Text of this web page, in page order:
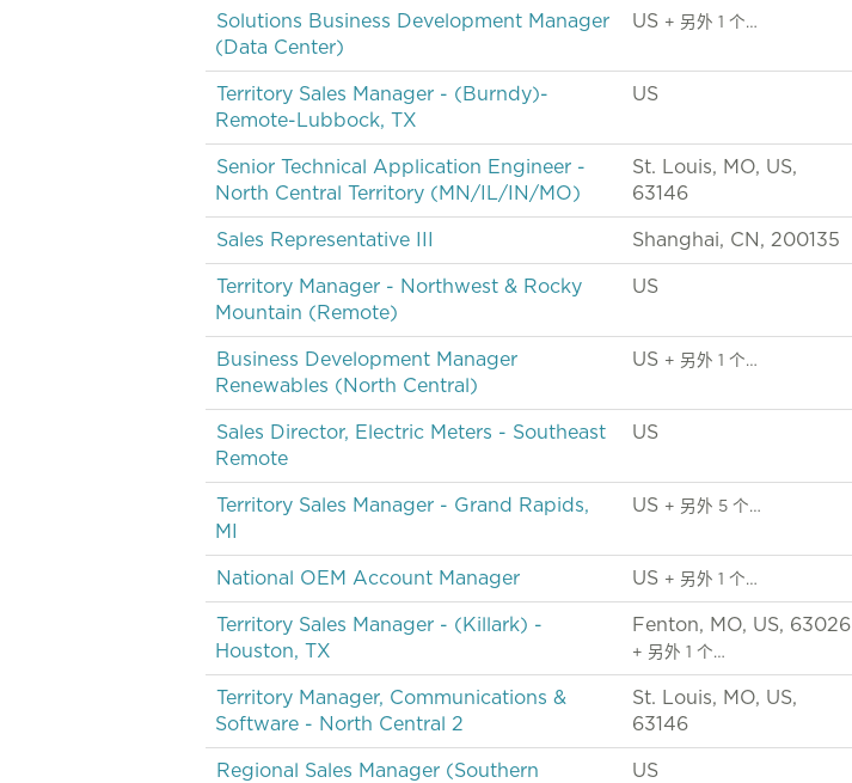
Solutions Business Development Manager
(Data Center)
US + 另外 1 个…
Territory Sales Manager - (Burndy)-
Remote-Lubbock, TX
US
Senior Technical Application Engineer -
North Central Territory (MN/IL/IN/MO)
St. Louis, MO, US,
63146
Sales Representative III Shanghai, CN, 200135
Territory Manager - Northwest & Rocky
Mountain (Remote)
US
Business Development Manager
Renewables (North Central)
US + 另外 1 个…
Sales Director, Electric Meters - Southeast
Remote
US
Territory Sales Manager - Grand Rapids,
MI
US + 另外 5 个…
National OEM Account Manager US + 另外 1 个…
Territory Sales Manager - (Killark) -
Houston, TX
Fenton, MO, US, 63026
+ 另外 1 个…
Territory Manager, Communications &
Software - North Central 2
St. Louis, MO, US,
63146
Regional Sales Manager (Southern
US